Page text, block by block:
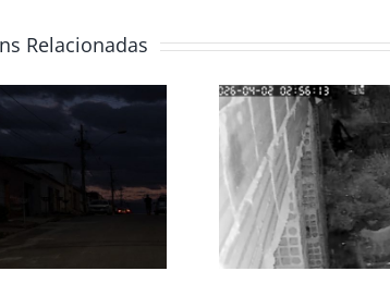
Relacionadas
ONÇA VOLTA A
APARECER EM
ESMERALDAS E
SURPREENDE
FALTA